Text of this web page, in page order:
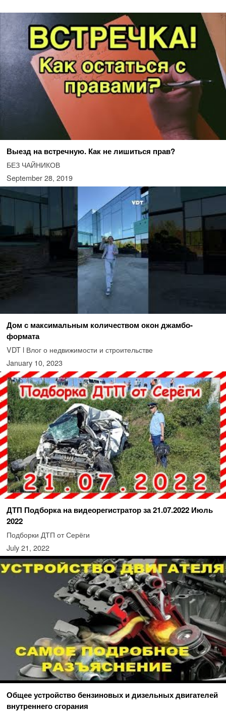
Выезд на встречную. Как не лишиться прав?
БЕЗ ЧАЙНИКОВ
September 28, 2019
Дом с максимальным количеством окон джамбо-
формата
VDT l Влог о недвижимости и строительстве
January 10, 2023
ДТП Подборка на видеорегистратор за 21.07.2022 Июль
2022
Подборки ДТП от Серёги
July 21, 2022
Общее устройство бензиновых и дизельных двигателей
внутреннего сгорания